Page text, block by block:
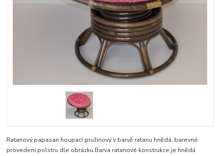
Ratanový papasan houpací pružinový v barvě ratanu hnědá, barevné
provedení polstru dle obrázku.Barva ratanové konstrukce je hnědá